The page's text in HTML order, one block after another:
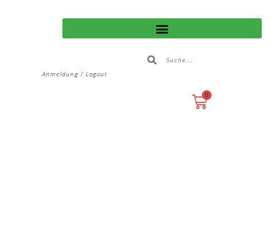
Anmeldung / Logout
0